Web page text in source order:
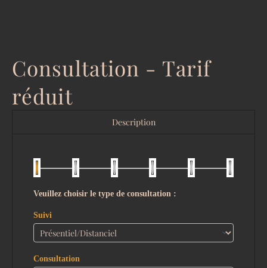
Consultation - Tarif
réduit
Description
Veuillez choisir le type de consultation :
Suivi
Consultation